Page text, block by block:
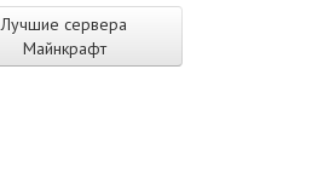
Лучшие сервера
Майнкрафт